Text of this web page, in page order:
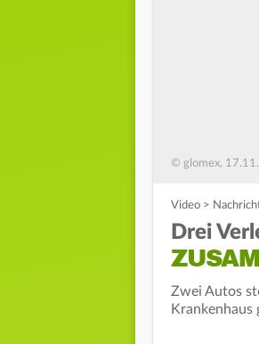
© glomex,
Video >
Drei
Zwei Autos